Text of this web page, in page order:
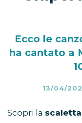
Ecco le
ha cantato a
13/04/
Scopri la